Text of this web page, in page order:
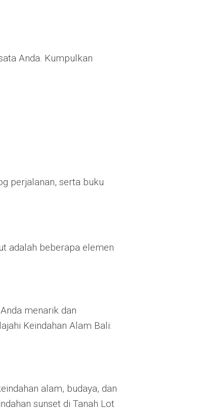
Anda. Kumpulkan
perjalanan, serta buku
adalah beberapa elemen
menarik dan
Keindahan Alam Bali:
alam, budaya, dan
sunset di Tanah Lot